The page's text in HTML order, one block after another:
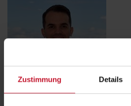
Zustimmung Details